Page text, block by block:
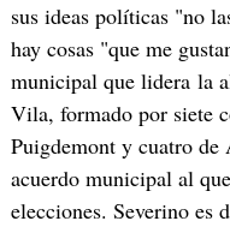
sus ideas políticas "no
hay cosas "que me
municipal que lidera la
Vila, formado por siete
Puigdemont y cuatro
acuerdo municipal al
elecciones. Severino es